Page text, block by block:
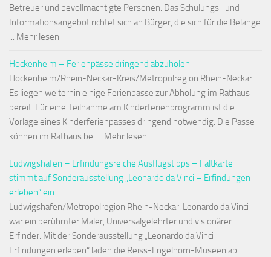
Betreuer und bevollmächtigte Personen. Das Schulungs- und
Informationsangebot richtet sich an Bürger, die sich für die Belange
... Mehr lesen
Hockenheim – Ferienpässe dringend abzuholen
Hockenheim/Rhein-Neckar-Kreis/Metropolregion Rhein-Neckar.
Es liegen weiterhin einige Ferienpässe zur Abholung im Rathaus
bereit. Für eine Teilnahme am Kinderferienprogramm ist die
Vorlage eines Kinderferienpasses dringend notwendig. Die Pässe
können im Rathaus bei ... Mehr lesen
Ludwigshafen – Erfindungsreiche Ausflugstipps – Faltkarte
stimmt auf Sonderausstellung „Leonardo da Vinci – Erfindungen
erleben“ ein
Ludwigshafen/Metropolregion Rhein-Neckar. Leonardo da Vinci
war ein berühmter Maler, Universalgelehrter und visionärer
Erfinder. Mit der Sonderausstellung „Leonardo da Vinci –
Erfindungen erleben“ laden die Reiss-Engelhorn-Museen ab